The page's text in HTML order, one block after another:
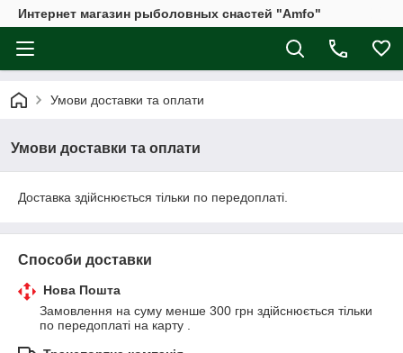
Интернет магазин рыболовных снастей "Amfo"
Умови доставки та оплати
Умови доставки та оплати
Доставка здійснюється тільки по передоплаті.
Способи доставки
Нова Пошта
Замовлення на суму менше 300 грн здійснюється тільки
по передоплаті на карту .